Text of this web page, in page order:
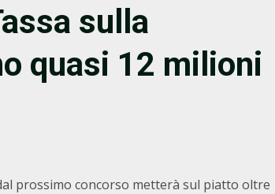
sulla
quasi 12 milioni
prossimo concorso metterà sul piatto oltre